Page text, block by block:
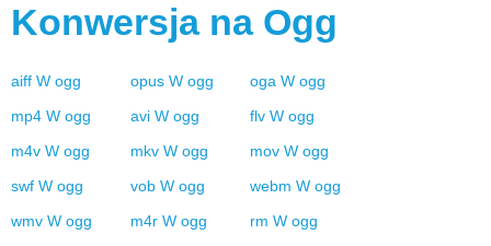
Konwersja na Ogg
aiff W ogg opus W ogg oga W ogg
mp4 W ogg avi W ogg flv W ogg
m4v W ogg mkv W ogg mov W ogg
swf W ogg vob W ogg webm W ogg
wmv W ogg m4r W ogg rm W ogg